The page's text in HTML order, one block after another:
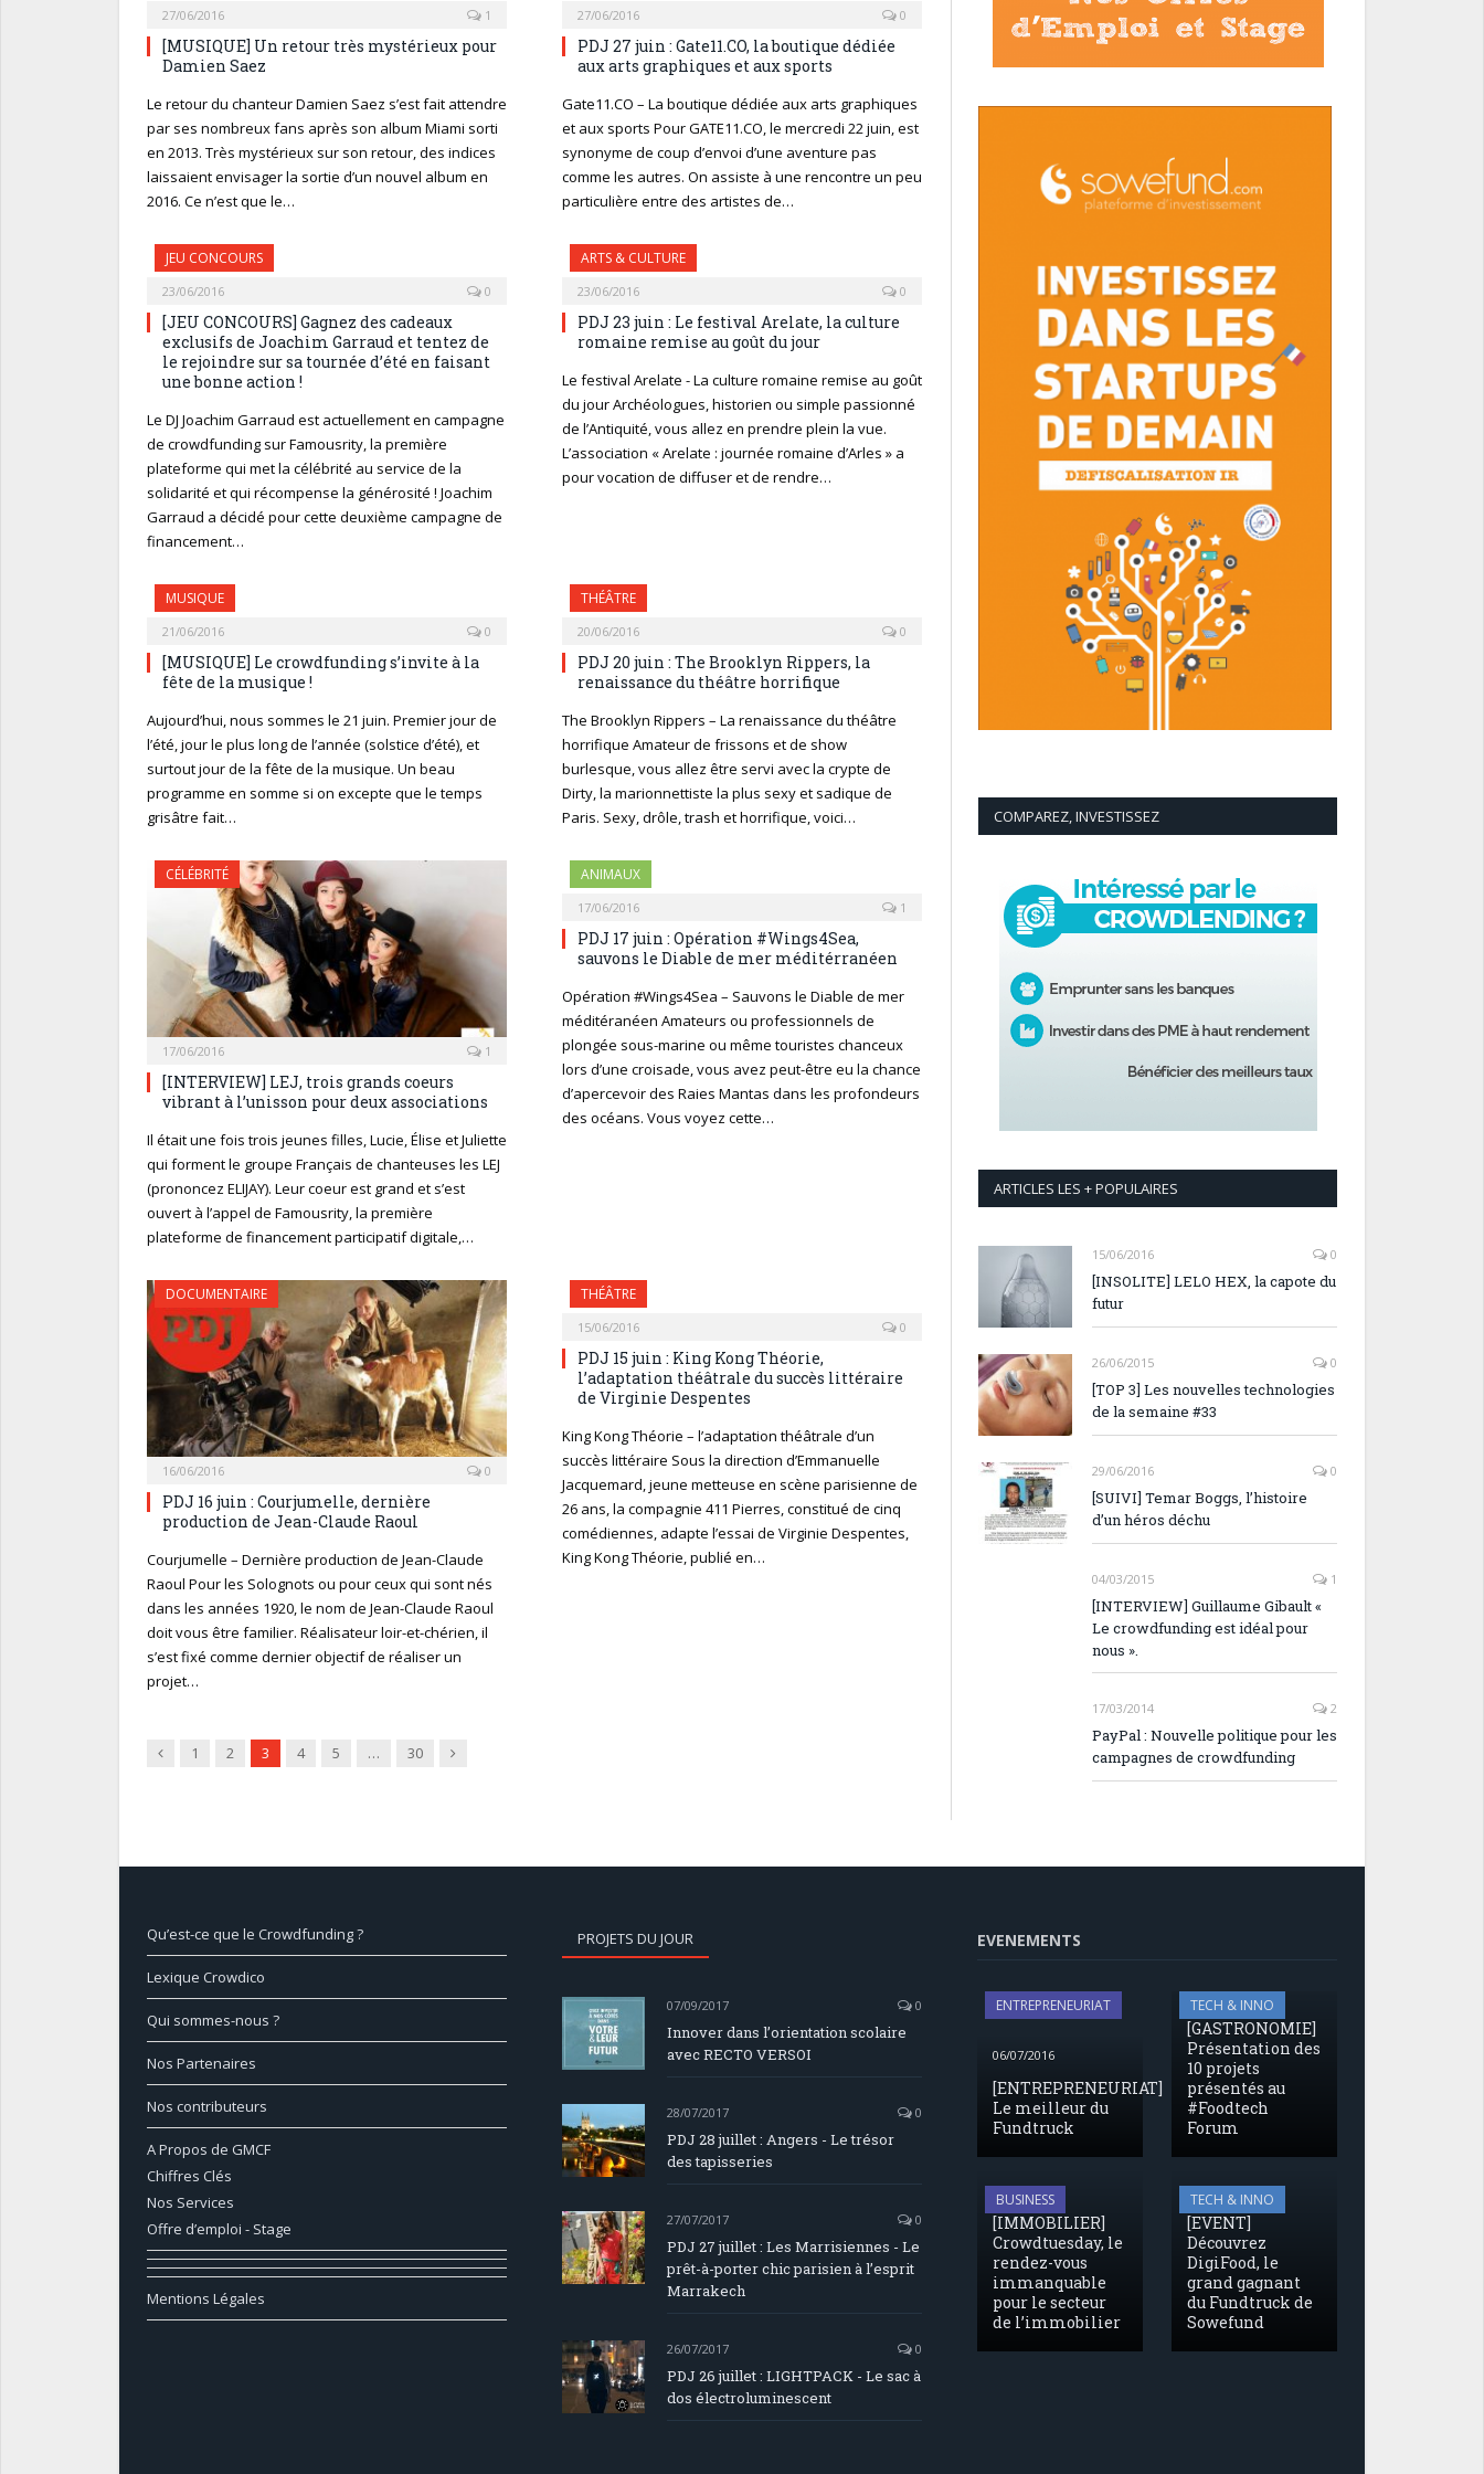
27/06/2016 1
[MUSIQUE] Un retour très mystérieux pour
Damien Saez
Le retour du chanteur Damien Saez s’est fait attendre
par ses nombreux fans après son album Miami sorti
en 2013. Très mystérieux sur son retour, des indices
laissaient envisager la sortie d’un nouvel album en
2016. Ce n’est que le…
27/06/2016 0
PDJ 27 juin : Gate11.CO, la boutique dédiée
aux arts graphiques et aux sports
Gate11.CO – La boutique dédiée aux arts graphiques
et aux sports Pour GATE11.CO, le mercredi 22 juin, est
synonyme de coup d’envoi d’une aventure pas
comme les autres. On assiste à une rencontre un peu
particulière entre des artistes de…
JEU CONCOURS
23/06/2016 0
[JEU CONCOURS] Gagnez des cadeaux
exclusifs de Joachim Garraud et tentez de
le rejoindre sur sa tournée d’été en faisant
une bonne action !
Le DJ Joachim Garraud est actuellement en campagne
de crowdfunding sur Famousrity, la première
plateforme qui met la célébrité au service de la
solidarité et qui récompense la générosité ! Joachim
Garraud a décidé pour cette deuxième campagne de
financement…
ARTS & CULTURE
23/06/2016 0
PDJ 23 juin : Le festival Arelate, la culture
romaine remise au goût du jour
Le festival Arelate - La culture romaine remise au goût
du jour Archéologues, historien ou simple passionné
de l’Antiquité, vous allez en prendre plein la vue.
L’association « Arelate : journée romaine d’Arles » a
pour vocation de diffuser et de rendre…
MUSIQUE
21/06/2016 0
[MUSIQUE] Le crowdfunding s’invite à la
fête de la musique !
Aujourd’hui, nous sommes le 21 juin. Premier jour de
l’été, jour le plus long de l’année (solstice d’été), et
surtout jour de la fête de la musique. Un beau
programme en somme si on excepte que le temps
grisâtre fait…
THÉÂTRE
20/06/2016 0
PDJ 20 juin : The Brooklyn Rippers, la
renaissance du théâtre horrifique
The Brooklyn Rippers – La renaissance du théâtre
horrifique Amateur de frissons et de show
burlesque, vous allez être servi avec la crypte de
Dirty, la marionnettiste la plus sexy et sadique de
Paris. Sexy, drôle, trash et horrifique, voici…
CÉLÉBRITÉ
17/06/2016 1
[INTERVIEW] LEJ, trois grands coeurs
vibrant à l’unisson pour deux associations
Il était une fois trois jeunes filles, Lucie, Élise et Juliette
qui forment le groupe Français de chanteuses les LEJ
(prononcez ELIJAY). Leur coeur est grand et s’est
ouvert à l’appel de Famousrity, la première
plateforme de financement participatif digitale,…
ANIMAUX
17/06/2016 1
PDJ 17 juin : Opération #Wings4Sea,
sauvons le Diable de mer méditérranéen
Opération #Wings4Sea – Sauvons le Diable de mer
méditéranéen Amateurs ou professionnels de
plongée sous-marine ou même touristes chanceux
lors d’une croisade, vous avez peut-être eu la chance
d’apercevoir des Raies Mantas dans les profondeurs
des océans. Vous voyez cette…
DOCUMENTAIRE
16/06/2016 0
PDJ 16 juin : Courjumelle, dernière
production de Jean-Claude Raoul
Courjumelle – Dernière production de Jean-Claude
Raoul Pour les Solognots ou pour ceux qui sont nés
dans les années 1920, le nom de Jean-Claude Raoul
doit vous être familier. Réalisateur loir-et-chérien, il
s’est fixé comme dernier objectif de réaliser un
projet…
THÉÂTRE
15/06/2016 0
PDJ 15 juin : King Kong Théorie,
l’adaptation théâtrale du succès littéraire
de Virginie Despentes
King Kong Théorie – l’adaptation théâtrale d’un
succès littéraire Sous la direction d’Emmanuelle
Jacquemard, jeune metteuse en scène parisienne de
26 ans, la compagnie 411 Pierres, constitué de cinq
comédiennes, adapte l’essai de Virginie Despentes,
King Kong Théorie, publié en…
Précédent
1 2 3 4 5 … 30 Suivant
COMPAREZ, INVESTISSEZ
ARTICLES LES + POPULAIRES
15/06/2016 0
[INSOLITE] LELO HEX, la capote du
futur
26/06/2015 0
[TOP 3] Les nouvelles technologies
de la semaine #33
29/06/2016 0
[SUIVI] Temar Boggs, l’histoire
d’un héros déchu
04/03/2015 1
[INTERVIEW] Guillaume Gibault «
Le crowdfunding est idéal pour
nous ».
17/03/2014 2
PayPal : Nouvelle politique pour les
campagnes de crowdfunding
Qu’est-ce que le Crowdfunding ?
Lexique Crowdico
Qui sommes-nous ?
Nos Partenaires
Nos contributeurs
A Propos de GMCF
Chiffres Clés
Nos Services
Offre d’emploi - Stage
Mentions Légales
PROJETS DU JOUR
07/09/2017 0
Innover dans l’orientation scolaire
avec RECTO VERSOI
28/07/2017 0
PDJ 28 juillet : Angers - Le trésor
des tapisseries
27/07/2017 0
PDJ 27 juillet : Les Marrisiennes - Le
prêt-à-porter chic parisien à l’esprit
Marrakech
26/07/2017 0
PDJ 26 juillet : LIGHTPACK - Le sac à
dos électroluminescent
EVENEMENTS
ENTREPRENEURIAT
06/07/2016
[ENTREPRENEURIAT]
Le meilleur du
Fundtruck
TECH & INNO
05/07/2016
[GASTRONOMIE]
Présentation des
10 projets
présentés au
#Foodtech
Forum
BUSINESS
04/07/2016
[IMMOBILIER]
Crowdtuesday, le
rendez-vous
immanquable
pour le secteur
de l’immobilier
TECH & INNO
04/07/2016
[EVENT]
Découvrez
DigiFood, le
grand gagnant
du Fundtruck de
Sowefund